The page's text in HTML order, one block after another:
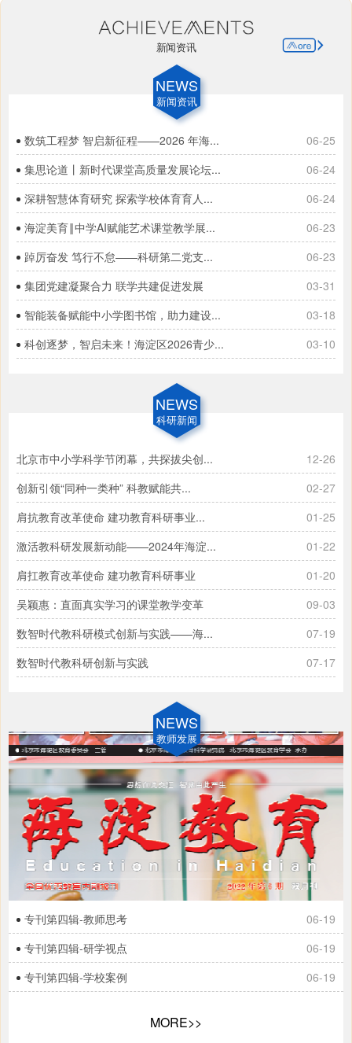
新闻资讯
NEWS
新闻资讯
数筑工程梦 智启新征程——2026 年海...
06-25
集思论道丨新时代课堂高质量发展论坛...
06-24
深耕智慧体育研究 探索学校体育育人...
06-24
海淀美育‖中学AI赋能艺术课堂教学展...
06-23
踔厉奋发 笃行不怠——科研第二党支...
06-23
集团党建凝聚合力 联学共建促进发展
03-31
智能装备赋能中小学图书馆，助力建设...
03-18
科创逐梦，智启未来！海淀区2026青少...
03-10
NEWS
科研新闻
北京市中小学科学节闭幕，共探拔尖创...
12-26
创新引领“同种一类种” 科教赋能共...
02-27
肩抗教育改革使命 建功教育科研事业...
01-25
激活教科研发展新动能——2024年海淀...
01-22
肩扛教育改革使命 建功教育科研事业
01-20
吴颖惠：直面真实学习的课堂教学变革
09-03
数智时代教科研模式创新与实践——海...
07-19
数智时代教科研创新与实践
07-17
NEWS
教师发展
专刊第四辑-教师思考
06-19
专刊第四辑-研学视点
06-19
专刊第四辑-学校案例
06-19
MORE>>